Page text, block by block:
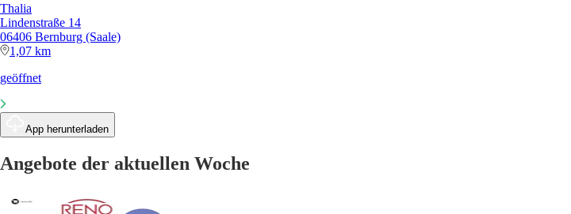
Thalia
Lindenstraße 14
06406 Bernburg (Saale)
1,07 km
geöffnet
App herunterladen
Angebote der aktuellen Woche